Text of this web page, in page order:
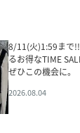
8/11(火)1:59まで
るお得なTIME
ぜひこの機会に。
2026.08.04